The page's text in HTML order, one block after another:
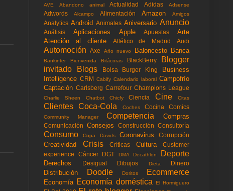
AVE
Abandono animal Actualidad Adidas Adsense
Adwords Alcampo Alimentación Amazon Amigos
Analytics Android Animales Aniversario Anuncio
Análisis Aplicaciones Apple Apuestas
Arte
Atención al cliente
Atlético de Madrid Audi
Automoción Axe Año nuevo Baloncesto Banca
Bankinter Bienvenida Bitácoras BlackBerry
Blogger
invitado
Blogs Bolsa Burger King
Business
Intelligence CRM Cabify Calendario laboral Campofrío
Captación Carlsberg Carrefour Champions League
Charlie Sheen Chatbot Chicfy Ciencia Cine Citas
Clientes Coca-Cola Coches Cocina Comics
Community Manager Competencia Compras
Comunicación Consejos Construcción Consultoría
Consumo Copa Davids Coronavirus Corrupción
Creatividad Crisis Críticas Cultura
Customer
experience
Cáncer DGT DMA Decathlon Deporte
Derechos Desigual Dibujos Dieta Dinero
Distribución Doodle Doritos Ecommerce
Economía Economía doméstica El Hormiguero